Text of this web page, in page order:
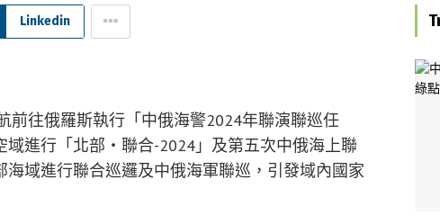
Linkedin
前往俄羅斯執行「中俄海警2024年聯演聯巡任
域進行「北部‧聯合-2024」及第五次中俄海上聯
域進行聯合巡邏及中俄海軍聯巡，引發域內國家